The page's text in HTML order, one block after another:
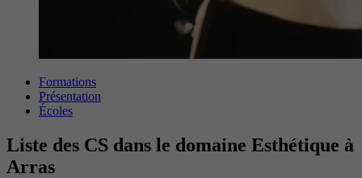
Formations
Présentation
Écoles
Liste des CS dans le domaine Esthétique à
Arras